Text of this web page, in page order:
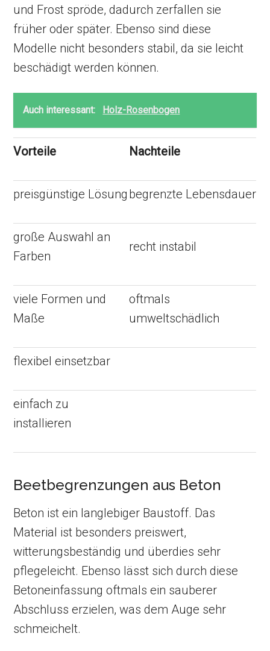
und Frost spröde, dadurch zerfallen sie
früher oder später. Ebenso sind diese
Modelle nicht besonders stabil, da sie leicht
beschädigt werden können.
Auch interessant: Holz-Rosenbogen
Vorteile Nachteile
preisgünstige Lösung begrenzte Lebensdauer
große Auswahl an
Farben
recht instabil
viele Formen und
Maße
oftmals
umweltschädlich
flexibel einsetzbar
einfach zu
installieren
Beetbegrenzungen aus Beton
Beton ist ein langlebiger Baustoff. Das
Material ist besonders preiswert,
witterungsbeständig und überdies sehr
pflegeleicht. Ebenso lässt sich durch diese
Betoneinfassung oftmals ein sauberer
Abschluss erzielen, was dem Auge sehr
schmeichelt.